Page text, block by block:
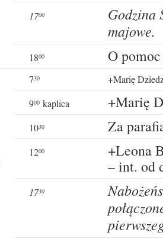
1700
Godzina
majowe.
1800 O
730
+Marię
900 kaplica +Marię
1030 Za
1200
+Leona
– int. od
1730